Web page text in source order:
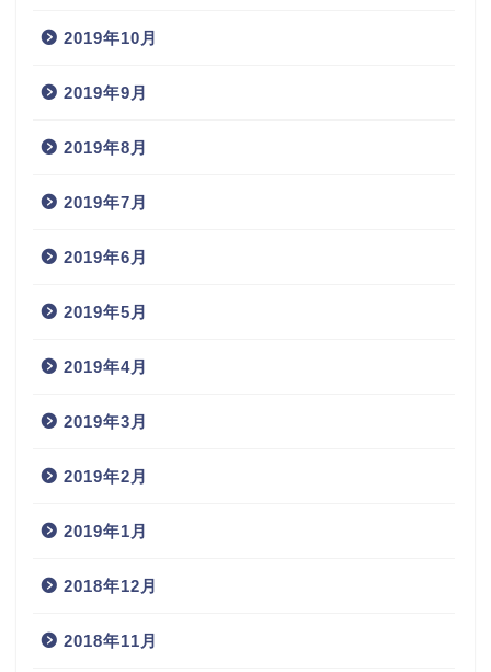
2019年10月
2019年9月
2019年8月
2019年7月
2019年6月
2019年5月
2019年4月
2019年3月
2019年2月
2019年1月
2018年12月
2018年11月